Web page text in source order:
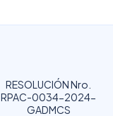
RESOLUCIÓN Nro.
RPAC-0034-2024-
GADMCS